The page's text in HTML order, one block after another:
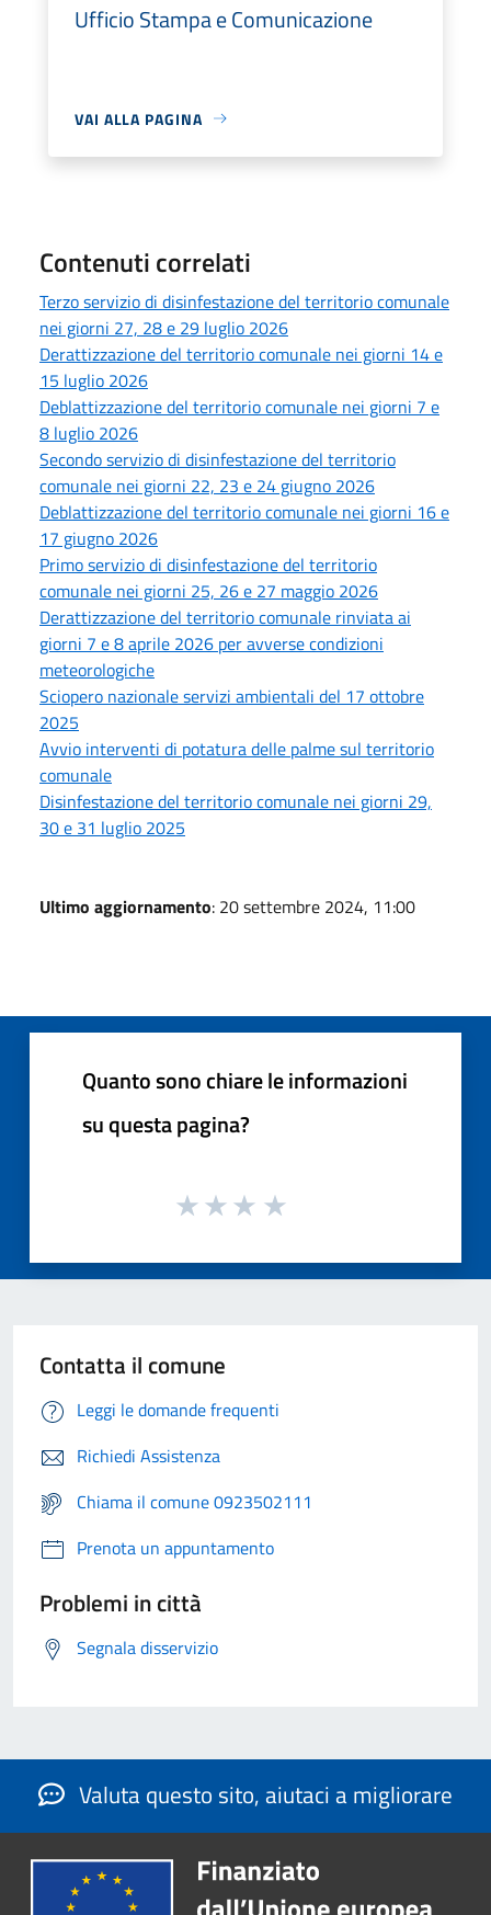
Ufficio Stampa e Comunicazione
VAI ALLA PAGINA
Contenuti correlati
Terzo servizio di disinfestazione del territorio comunale
nei giorni 27, 28 e 29 luglio 2026
Derattizzazione del territorio comunale nei giorni 14 e
15 luglio 2026
Deblattizzazione del territorio comunale nei giorni 7 e
8 luglio 2026
Secondo servizio di disinfestazione del territorio
comunale nei giorni 22, 23 e 24 giugno 2026
Deblattizzazione del territorio comunale nei giorni 16 e
17 giugno 2026
Primo servizio di disinfestazione del territorio
comunale nei giorni 25, 26 e 27 maggio 2026
Derattizzazione del territorio comunale rinviata ai
giorni 7 e 8 aprile 2026 per avverse condizioni
meteorologiche
Sciopero nazionale servizi ambientali del 17 ottobre
2025
Avvio interventi di potatura delle palme sul territorio
comunale
Disinfestazione del territorio comunale nei giorni 29,
30 e 31 luglio 2025
Ultimo aggiornamento: 20 settembre 2024, 11:00
Quanto sono chiare le informazioni
su questa pagina?
Contatta il comune
Leggi le domande frequenti
Richiedi Assistenza
Chiama il comune 0923502111
Prenota un appuntamento
Problemi in città
Segnala disservizio
Valuta questo sito, aiutaci a migliorare